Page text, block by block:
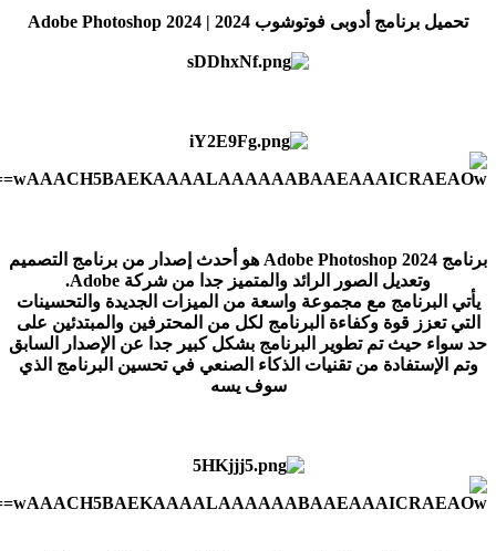
تحميل برنامج أدوبى فوتوشوب 2024 | Adobe Photoshop 2024
برنامج Adobe Photoshop 2024 هو أحدث إصدار من برنامج التصميم
وتعديل الصور الرائد والمتميز جدا من شركة Adobe.
يأتي البرنامج مع مجموعة واسعة من الميزات الجديدة والتحسينات
التي تعزز قوة وكفاءة البرنامج لكل من المحترفين والمبتدئين على
حد سواء حيث تم تطوير البرنامج بشكل كبير جدا عن الإصدار السابق
وتم الإستفادة من تقنيات الذكاء الصنعي في تحسين البرنامج الذي
سوف يسه